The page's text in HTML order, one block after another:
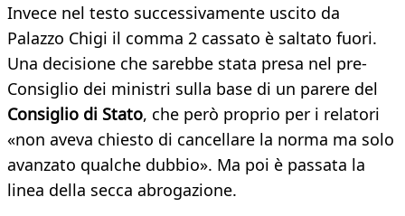
Invece nel testo successivamente uscito da
Palazzo Chigi il comma 2 cassato è saltato fuori.
Una decisione che sarebbe stata presa nel pre-
Consiglio dei ministri sulla base di un parere del
Consiglio di Stato, che però proprio per i relatori
«non aveva chiesto di cancellare la norma ma solo
avanzato qualche dubbio». Ma poi è passata la
linea della secca abrogazione.